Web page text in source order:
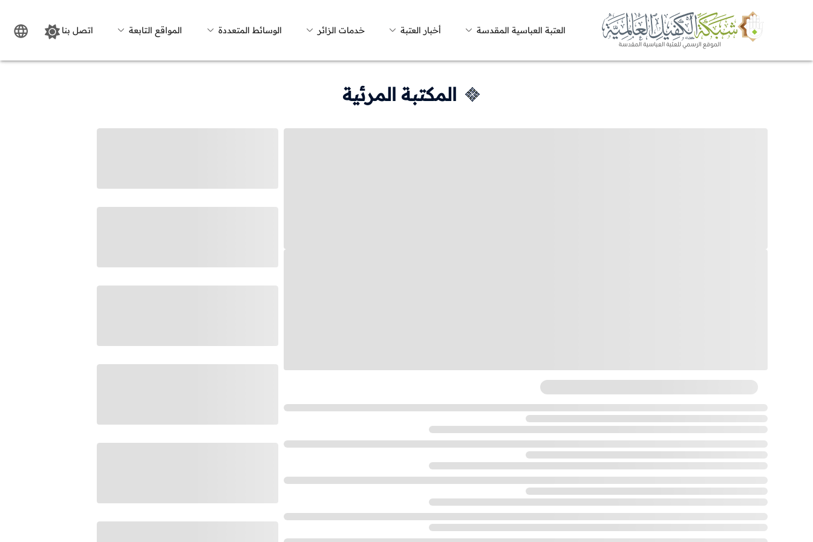
العتبة العباسية المقدسة أخبار العتبة خدمات الزائر الوسائط المتعددة المواقع التابعة اتصل بنا
المكتبة المرئية